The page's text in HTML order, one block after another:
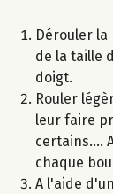
Dérouler
de la taille
doigt.
Rouler
leur faire
certains....
chaque
A l'aide